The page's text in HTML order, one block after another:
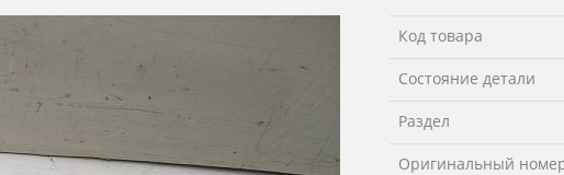
Код товара
Состояние детали
Раздел
Оригинальный